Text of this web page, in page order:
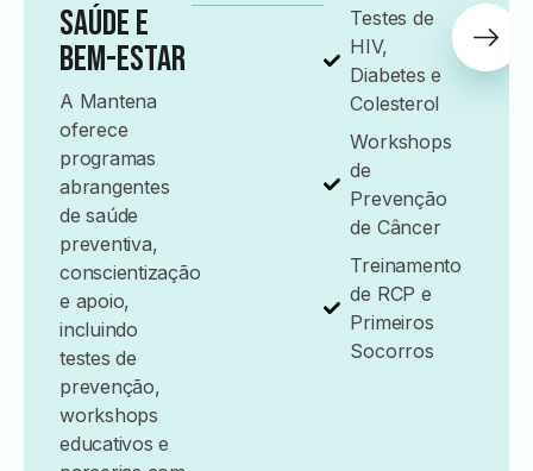
Saúde e
Bem-Estar
A Mantena
oferece
programas
abrangentes
de saúde
preventiva,
conscientização
e apoio,
incluindo
testes de
prevenção,
workshops
educativos e
Testes de
HIV,
Diabetes e
Colesterol
Workshops
de
Prevenção
de Câncer
Treinamento
de RCP e
Primeiros
Socorros